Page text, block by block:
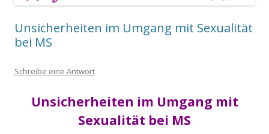
Unsicherheiten im Umgang mit Sexualität
bei MS
Schreibe eine Antwort
Unsicherheiten im Umgang mit
Sexualität bei MS